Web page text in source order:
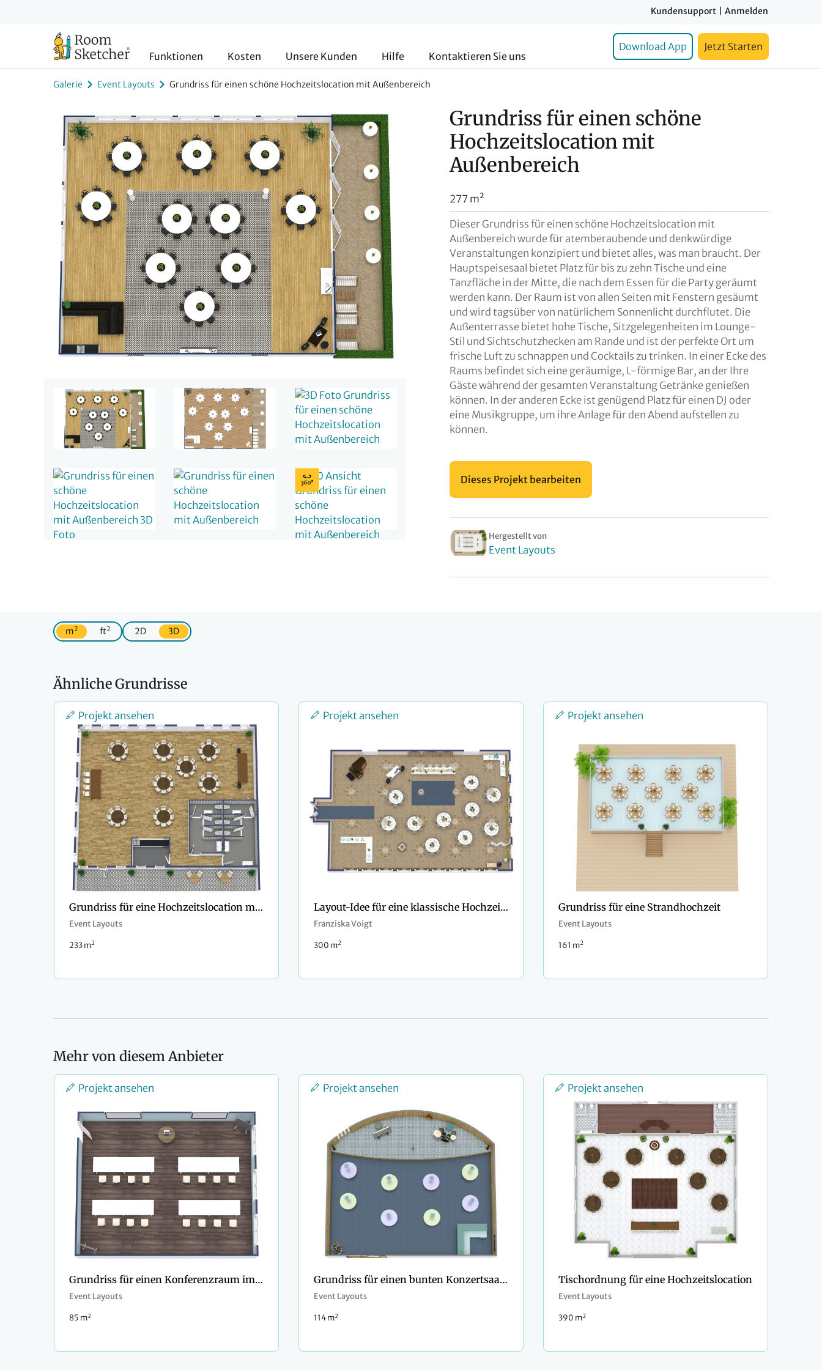
Kundensupport Anmelden
Funktionen Kosten Unsere Kunden Hilfe Kontaktieren Sie uns
Download App Jetzt Starten
Galerie Event Layouts Grundriss für einen schöne Hochzeitslocation mit Außenbereich
Grundriss für einen schöne
Hochzeitslocation mit
Außenbereich
277 m²
Dieser Grundriss für einen schöne Hochzeitslocation mit
Außenbereich wurde für atemberaubende und denkwürdige
Veranstaltungen konzipiert und bietet alles, was man braucht. Der
Hauptspeisesaal bietet Platz für bis zu zehn Tische und eine
Tanzfläche in der Mitte, die nach dem Essen für die Party geräumt
werden kann. Der Raum ist von allen Seiten mit Fenstern gesäumt
und wird tagsüber von natürlichem Sonnenlicht durchflutet. Die
Außenterrasse bietet hohe Tische, Sitzgelegenheiten im Lounge-
Stil und Sichtschutzhecken am Rande und ist der perfekte Ort um
frische Luft zu schnappen und Cocktails zu trinken. In einer Ecke des
Raums befindet sich eine geräumige, L-förmige Bar, an der Ihre
Gäste während der gesamten Veranstaltung Getränke genießen
können. In der anderen Ecke ist genügend Platz für einen DJ oder
eine Musikgruppe, um ihre Anlage für den Abend aufstellen zu
können.
Dieses Projekt bearbeiten
Hergestellt von
Event Layouts
m2 ft2 2D 3D
Ähnliche Grundrisse
Projekt ansehen
Grundriss für eine Hochzeitslocation mit runden Tischen
Event Layouts
233 m2
Projekt ansehen
Layout-Idee für eine klassische Hochzeitslocation
Franziska Voigt
300 m2
Projekt ansehen
Grundriss für eine Strandhochzeit
Event Layouts
161 m2
Mehr von diesem Anbieter
Projekt ansehen
Grundriss für einen Konferenzraum im Klassenzimmerstil
Event Layouts
85 m2
Projekt ansehen
Grundriss für einen bunten Konzertsaal mit Bar
Event Layouts
114 m2
Projekt ansehen
Tischordnung für eine Hochzeitslocation
Event Layouts
390 m2